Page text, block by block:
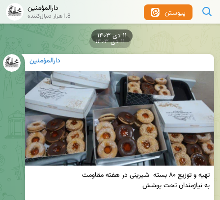
پیوستن دارالمؤمنین
1.8هزار دنبال‌کننده
دارالمؤمنین
۱۱ دی ۱۴۰۳